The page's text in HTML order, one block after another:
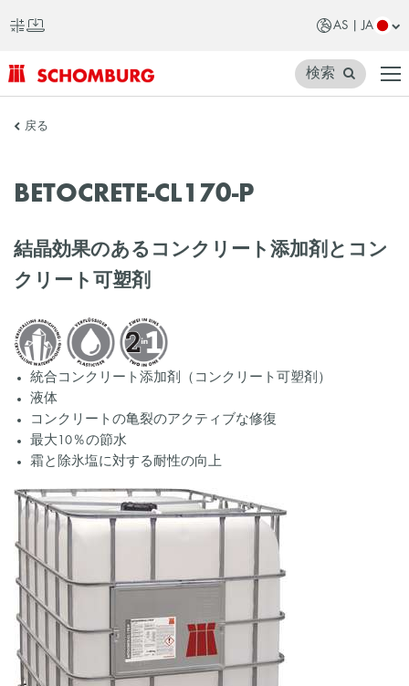
AS | JA
SCHOMBURG
ジ
検索
戻る
BETOCRETE-CL170-P
結晶効果のあるコンクリート添加剤とコン
クリート可塑剤
統合コンクリート添加剤（コンクリート可塑剤）
液体
コンクリートの亀裂のアクティブな修復
最大10％の節水
霜と除氷塩に対する耐性の向上